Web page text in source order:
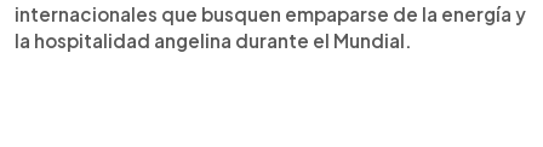
internacionales que busquen empaparse de la energía y
la hospitalidad angelina durante el Mundial.